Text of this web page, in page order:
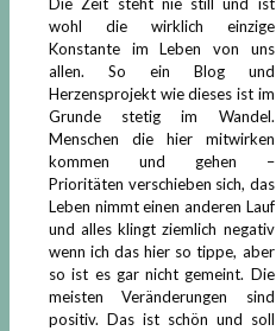
wohl die wirklich einzige
Konstante im Leben von uns
allen. So ein Blog und
Herzensprojekt wie dieses ist im
Grunde stetig im Wandel.
Menschen die hier mitwirken
kommen und gehen –
Prioritäten verschieben sich, das
Leben nimmt einen anderen Lauf
und alles klingt ziemlich negativ
wenn ich das hier so tippe, aber
so ist es gar nicht gemeint. Die
meisten Veränderungen sind
positiv. Das ist schön und soll